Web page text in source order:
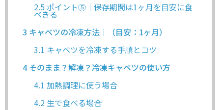
2.5 ポイント⑤｜保存期間は1ヶ月を目安に食
べきる
3 キャベツの冷凍方法｜（目安：1ヶ月）
3.1 キャベツを冷凍する手順とコツ
4そのまま？解凍？冷凍キャベツの使い方
4.1 加熱調理に使う場合
4.2 生で食べる場合